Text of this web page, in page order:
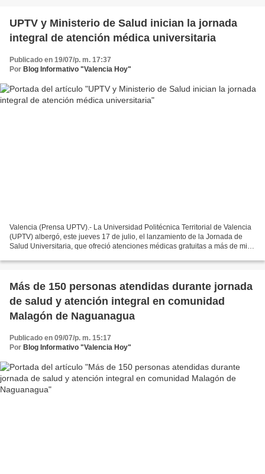
UPTV y Ministerio de Salud inician la jornada
integral de atención médica universitaria
Publicado en 19/07/p. m. 17:37
Por Blog Informativo "Valencia Hoy"
Valencia (Prensa UPTV).- La Universidad Politécnica Territorial de Valencia
(UPTV) albergó, este jueves 17 de julio, el lanzamiento de la Jornada de
Salud Universitaria, que ofreció atenciones médicas gratuitas a más de mil
Más de 150 personas atendidas durante jornada
de salud y atención integral en comunidad
Malagón de Naguanagua
Publicado en 09/07/p. m. 15:17
Por Blog Informativo "Valencia Hoy"